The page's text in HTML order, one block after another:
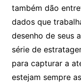
também dão
dados que
desenho de seus
série de
para capturar a
estejam sempre